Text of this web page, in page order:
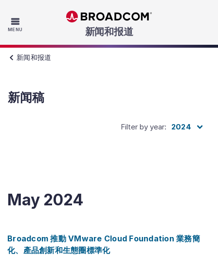
MENU Skip to main content
新闻和报道
新闻和报道
新闻稿
Filter by year: 2024
May 2024
Broadcom 推動 VMware Cloud Foundation 業務簡
化、產品創新和生態圈標準化